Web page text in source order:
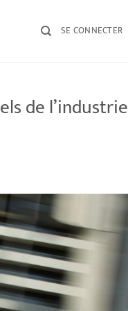
SE CONNECTER
de l’industrie